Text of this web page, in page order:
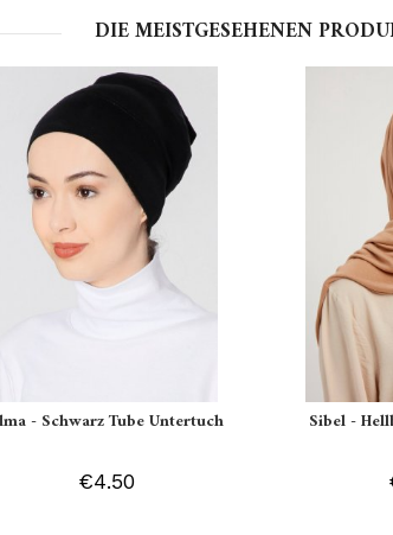
DIE MEISTGESEHENEN
- Schwarz Tube Untertuch
€4.50
Sibel -